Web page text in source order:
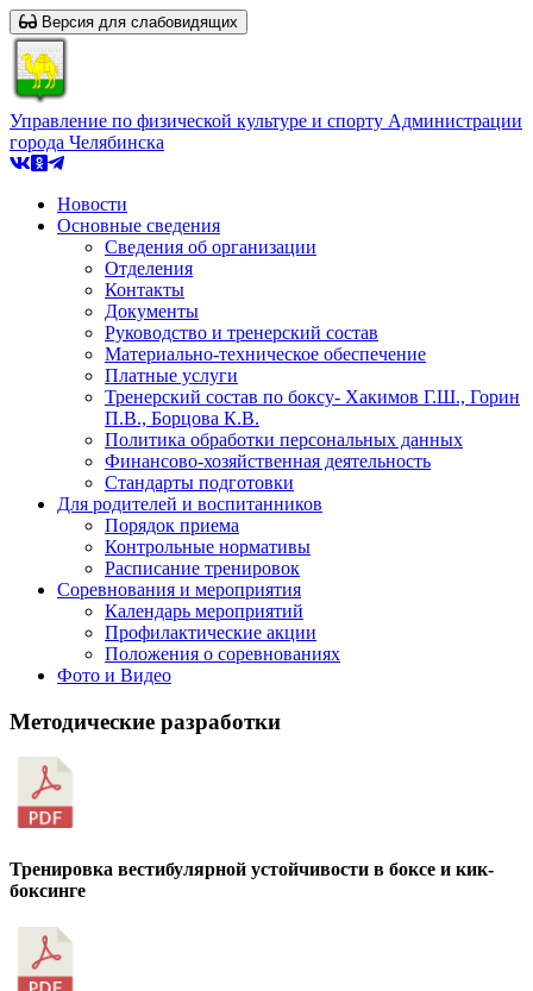
Версия для слабовидящих
Управление по физической культуре и спорту Администрации
города Челябинска
Новости
Основные сведения
Сведения об организации
Отделения
Контакты
Документы
Руководство и тренерский состав
Материально-техническое обеспечение
Платные услуги
Тренерский состав по боксу- Хакимов Г.Ш., Горин
П.В., Борцова К.В.
Политика обработки персональных данных
Финансово-хозяйственная деятельность
Стандарты подготовки
Для родителей и воспитанников
Порядок приема
Контрольные нормативы
Расписание тренировок
Соревнования и мероприятия
Календарь мероприятий
Профилактические акции
Положения о соревнованиях
Фото и Видео
Методические разработки
Тренировка вестибулярной устойчивости в боксе и кик-
боксинге